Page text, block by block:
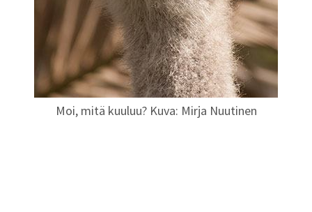
Moi, mitä kuuluu? Kuva: Mirja Nuutinen